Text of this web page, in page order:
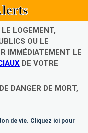
LE LOGEMENT,
OU LE
IMMÉDIATEMENT LE
DE VOTRE
DANGER DE MORT,
de vie. Cliquez ici pour